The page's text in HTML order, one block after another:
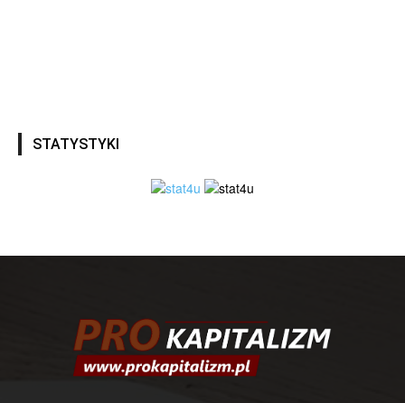
STATYSTYKI